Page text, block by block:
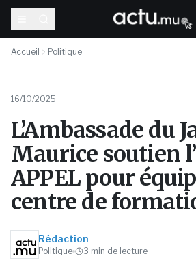
Accueil Politique
16/10/2025
L’Ambassade du
Maurice soutien
APPEL pour
centre de
Rédaction
Politique 3 min de lecture